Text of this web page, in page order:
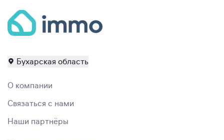
Бухарская область
О компании
Связаться с нами
Наши партнёры